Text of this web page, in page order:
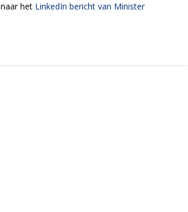
het LinkedIn bericht van Minister